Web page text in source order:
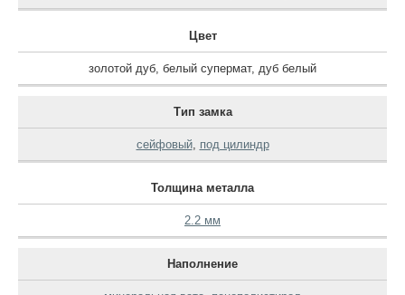
Цвет
золотой дуб белый супермат, дуб белый
Тип замка
сейфовый, под цилиндр
Толщина металла
2.2 мм
Наполнение